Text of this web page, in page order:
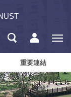
重要連結